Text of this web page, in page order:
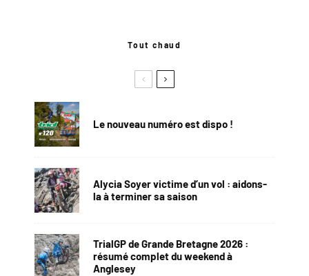
Tout chaud
Le nouveau numéro est dispo !
Alycia Soyer victime d’un vol : aidons-
la à terminer sa saison
TrialGP de Grande Bretagne 2026 :
résumé complet du weekend à
Anglesey